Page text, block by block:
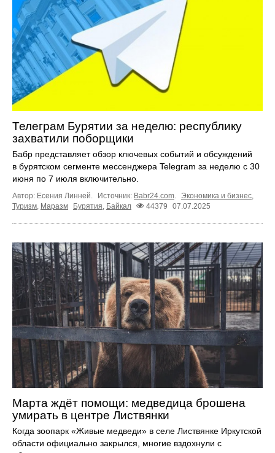
Телеграм Бурятии за неделю: республику
захватили поборщики
Бабр представляет обзор ключевых событий и обсуждений
в бурятском сегменте мессенджера Telegram за неделю с 30
июня по 7 июля включительно.
Автор: Есения Линней. Источник: Babr24.com. Экономика и бизнес,
Туризм, Маразм Бурятия, Байкал 44379 07.07.2025
Марта ждёт помощи: медведица брошена
умирать в центре Листвянки
Когда зоопарк «Живые медведи» в селе Листвянке Иркутской
области официально закрылся, многие вздохнули с